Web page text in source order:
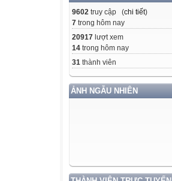
9602 truy cập (chi tiết)
7 trong hôm nay
20917 lượt xem
14 trong hôm nay
31 thành viên
ẢNH NGẪU NHIÊN